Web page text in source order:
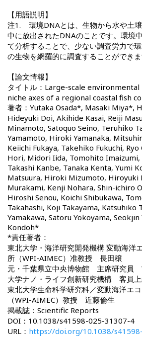
【用語説明】
注1. 環境DNAとは、生物から水や土
中に放出されたDNAのことです。環境
て分析することで、少ない調査労力で
の生物を網羅的に調査することができま
【論文情報】
タイトル：Large-scale
niche axes of a regional coastal fish
著者：Yutaka Osada*, Masaki Miya*,
Hideyuki Doi, Akihide Kasai, Reiji
Minamoto, Satoquo Seino, Teruhiko
Yamamoto, Hiroki Yamanaka,
Keiichi Fukaya, Takehiko Fukuchi, Ryo
Hori, Midori Iida, Tomohito Imaizumi,
Takashi Kanbe, Tanaka Kenta, Yumi
Matsuura, Hiroki Mizumoto,
Murakami, Kenji Nohara, Shin-ichiro
Hiroshi Senou, Koichi Shibukawa,
Takahashi, Koji Takayama, Katsuhiko
Yamakawa, Satoru Yokoyama,
Kondoh*
*責任著者：
東北大学・海洋研究開発機構 変動海洋
所（WPI-AIMEC）准教授 長田穣
元・千葉県立中央博物館 主席研究員
大学ナノ・ライフ創新研究機構 客員上
東北大学生命科学研究科／変動海洋エ
（WPI-AIMEC）教授 近藤倫生
掲載誌：Scientific Reports
DOI：10.1038/s41598-025-31307-4
URL： https://doi.org/10.1038/